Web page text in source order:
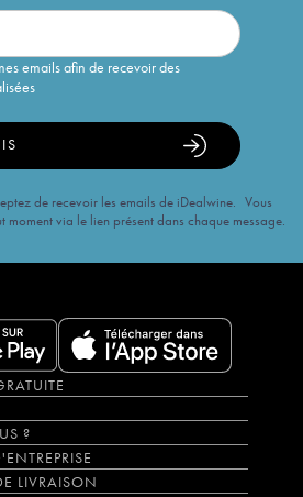
emails afin de recevoir des
de recevoir les emails de iDealwine. Vous
via le lien présent dans chaque message.
?
LIVRAISON